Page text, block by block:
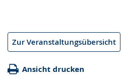
Zur Veranstaltungsübersicht
Ansicht drucken